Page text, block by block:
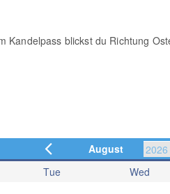
Kandelpass blickst du Richtung
August
Tue Wed